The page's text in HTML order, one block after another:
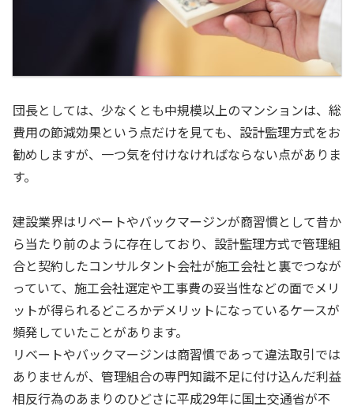
団長としては、少なくとも中規模以上のマンションは、総
費用の節減効果という点だけを見ても、設計監理方式をお
勧めしますが、一つ気を付けなければならない点がありま
す。
建設業界はリベートやバックマージンが商習慣として昔か
ら当たり前のように存在しており、設計監理方式で管理組
合と契約したコンサルタント会社が施工会社と裏でつなが
っていて、施工会社選定や工事費の妥当性などの面でメリ
ットが得られるどころかデメリットになっているケースが
頻発していたことがあります。
リベートやバックマージンは商習慣であって違法取引では
ありませんが、管理組合の専門知識不足に付け込んだ利益
相反行為のあまりのひどさに平成29年に国土交通省が不